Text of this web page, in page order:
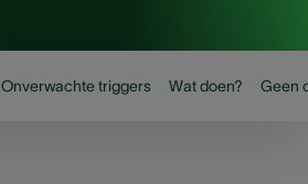
Onverwachte triggers Wat doen? Geen